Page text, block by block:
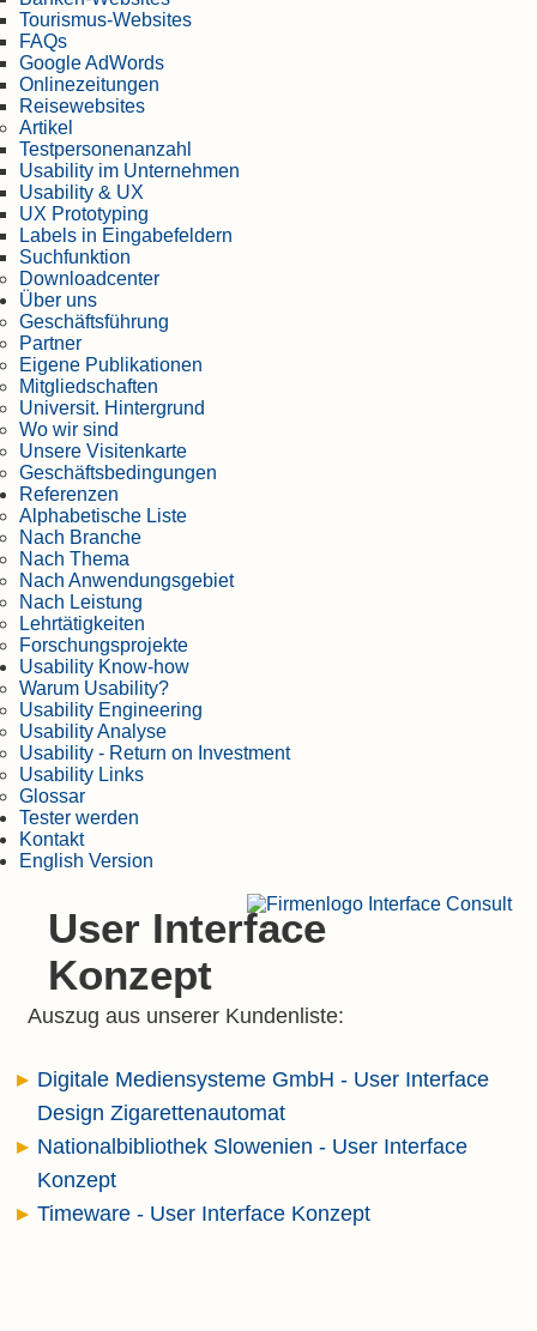
Tourismus-Websites
FAQs
Google AdWords
Onlinezeitungen
Reisewebsites
Artikel
Testpersonenanzahl
Usability im Unternehmen
Usability & UX
UX Prototyping
Labels in Eingabefeldern
Suchfunktion
Downloadcenter
Über uns
Geschäftsführung
Partner
Eigene Publikationen
Mitgliedschaften
Universit. Hintergrund
Wo wir sind
Unsere Visitenkarte
Geschäftsbedingungen
Referenzen
Alphabetische Liste
Nach Branche
Nach Thema
Nach Anwendungsgebiet
Nach Leistung
Lehrtätigkeiten
Forschungsprojekte
Usability Know-how
Warum Usability?
Usability Engineering
Usability Analyse
Usability - Return on Investment
Usability Links
Glossar
Tester werden
Kontakt
English Version
User Interface
Konzept
Auszug aus unserer Kundenliste:
Digitale Mediensysteme GmbH - User Interface
Design Zigarettenautomat
Nationalbibliothek Slowenien - User Interface
Konzept
Timeware - User Interface Konzept